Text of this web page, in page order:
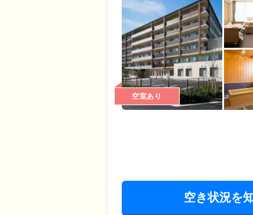
空室あり
空き状況を